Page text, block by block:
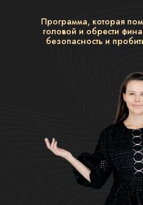
Программа, которая
головой и обрести
безопасность и